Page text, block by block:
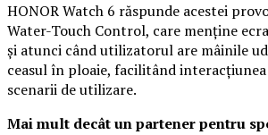
HONOR Watch 6 răspunde acestei
Water-Touch Control, care menține
și atunci când utilizatorul are mâinile
ceasul în ploaie, facilitând
scenarii de utilizare.
Mai mult decât un partener pentru